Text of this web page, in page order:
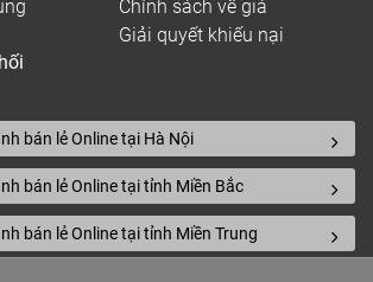
Chính sách về giá
Giải quyết khiếu nại
bán lẻ Online tại Hà Nội
bán lẻ Online tại tỉnh Miền Bắc
bán lẻ Online tại tỉnh Miền Trung